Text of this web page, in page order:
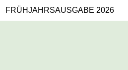
FRÜHJAHRSAUSGABE 2026